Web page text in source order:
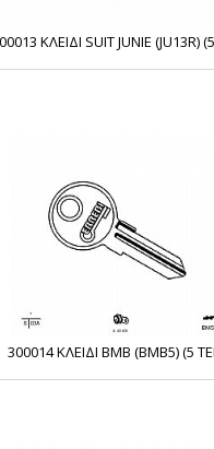
ΚΛΕΙΔΙ SUIT JUNIE (JU13R)
300014 ΚΛΕΙΔΙ BMB (BMB5) (5